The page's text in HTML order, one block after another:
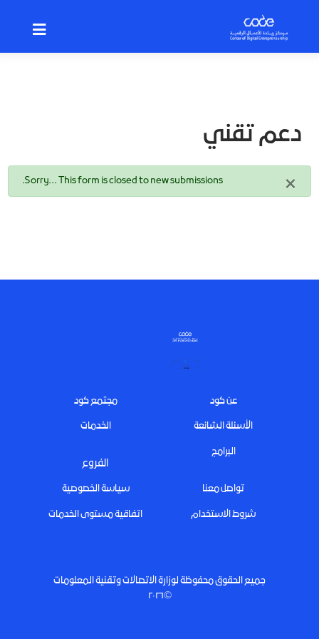
دعم تقني
×
رسالةSorry… This form is closed to new submissions.
Footerعن كود
تواصل معنا
الخدمات
سياسة الخصوصية
البرامج
شروط الاستخدام
الفروع
اتفاقية مستوى الخدمات
مجتمع كود
الأسئلة الشائعة
جميع الحقوق محفوظة لوزارة الاتصالات وتقنية المعلومات
©٢٠٢٦